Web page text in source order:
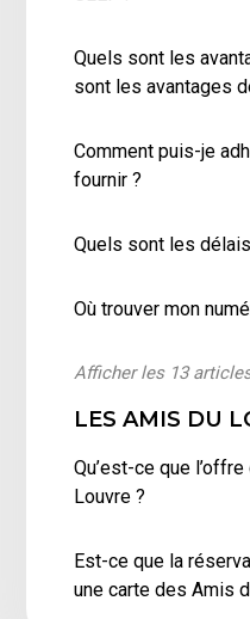
Quels sont les
sont les avantages
Comment puis-je
fournir ?
Quels sont les
Où trouver mon
Afficher les 13
LES AMIS DU
Qu’est-ce que
Louvre ?
Est-ce que la
une carte des Amis